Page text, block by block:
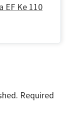
EF Ke 110
Required